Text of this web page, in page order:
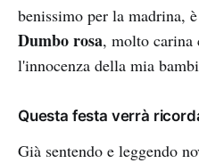
benissimo per la madrina,
Dumbo rosa, molto carina
l'innocenza della mia
Questa festa verrà
Già sentendo e leggendo